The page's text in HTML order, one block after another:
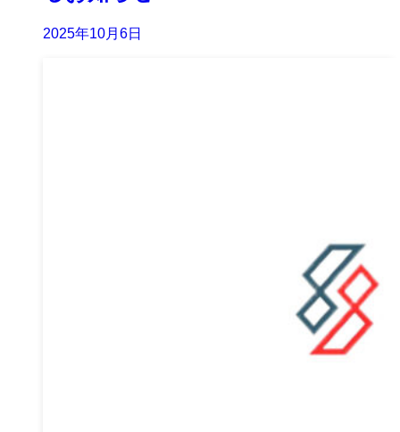
2025年10月6日